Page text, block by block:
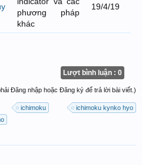
phương pháp
khác
19/4/19
Lượt bình luận : 0
Đăng nhập hoặc Đăng ký để trả lời bài viết.)
ichimoku
ichimoku kynko hyo